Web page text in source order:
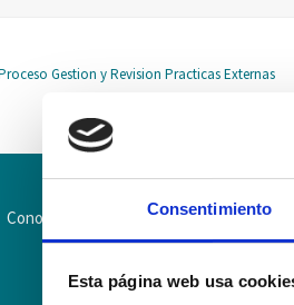
Consentimiento
Esta página web usa
Gestion y Revision Practicas Externas
Conoce la Escuela Hospital Mompía